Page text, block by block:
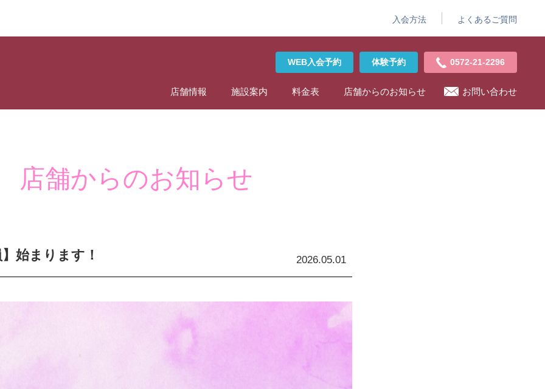
入会方法 よくあるご質問
店舗情報 施設案内 料金表 店舗からのお知らせ お問い合わせ
WEB入会予約 体験予約 0572-21-2296
店舗からのお知らせ
始まります！ 2026.05.01